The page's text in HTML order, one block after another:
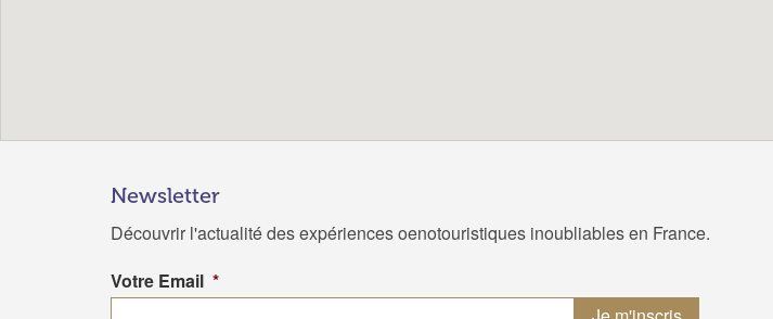
Newsletter
Découvrir l'actualité des expériences oenotouristiques inoubliables en France.
Votre Email *